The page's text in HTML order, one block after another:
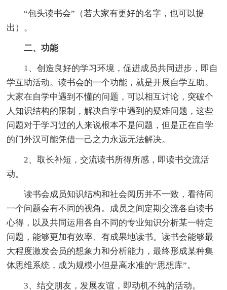
“包头读书会”（若大家有更好的名字，也可以提
出）。
二、功能
1、创造良好的学习环境，促进成员共同进步，即自
学互助活动。读书会的一个功能，就是开展自学互助。
大家在自学中遇到不懂的问题，可以相互讨论，突破个
人知识结构的限制，解决自学中遇到的疑难问题，这些
问题对于学习过的人来说根本不是问题，但是正在自学
的门外汉可能凭借一己之力永远无法解决。
2、取长补短，交流读书所得所感，即读书交流活
动。
读书会成员知识结构和社会阅历并不一致，看待同
一个问题会有不同的视角。成员之间定期交流各自读书
心得，以及共同运用各自不同的专业知识分析某一特定
问题，能够更加有效率、有成果地读书。读书会能够最
大程度激发会员的想象力和分析能力，最终形成某种集
体思维系统，成为规模小但是高水准的“思想库”。
3、结交朋友，发展友谊，即动机不纯的活动。